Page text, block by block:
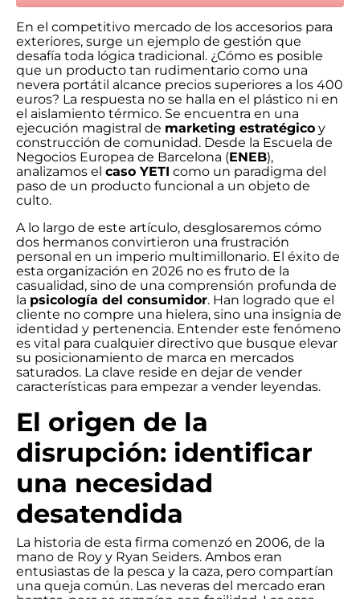
En el competitivo mercado de los accesorios para
exteriores, surge un ejemplo de gestión que
desafía toda lógica tradicional. ¿Cómo es posible
que un producto tan rudimentario como una
nevera portátil alcance precios superiores a los 400
euros? La respuesta no se halla en el plástico ni en
el aislamiento térmico. Se encuentra en una
ejecución magistral de marketing estratégico y
construcción de comunidad. Desde la Escuela de
Negocios Europea de Barcelona (ENEB),
analizamos el caso YETI como un paradigma del
paso de un producto funcional a un objeto de
culto.
A lo largo de este artículo, desglosaremos cómo
dos hermanos convirtieron una frustración
personal en un imperio multimillonario. El éxito de
esta organización en 2026 no es fruto de la
casualidad, sino de una comprensión profunda de
la psicología del consumidor. Han logrado que el
cliente no compre una hielera, sino una insignia de
identidad y pertenencia. Entender este fenómeno
es vital para cualquier directivo que busque elevar
su posicionamiento de marca en mercados
saturados. La clave reside en dejar de vender
características para empezar a vender leyendas.
El origen de la
disrupción: identificar
una necesidad
desatendida
La historia de esta firma comenzó en 2006, de la
mano de Roy y Ryan Seiders. Ambos eran
entusiastas de la pesca y la caza, pero compartían
una queja común. Las neveras del mercado eran